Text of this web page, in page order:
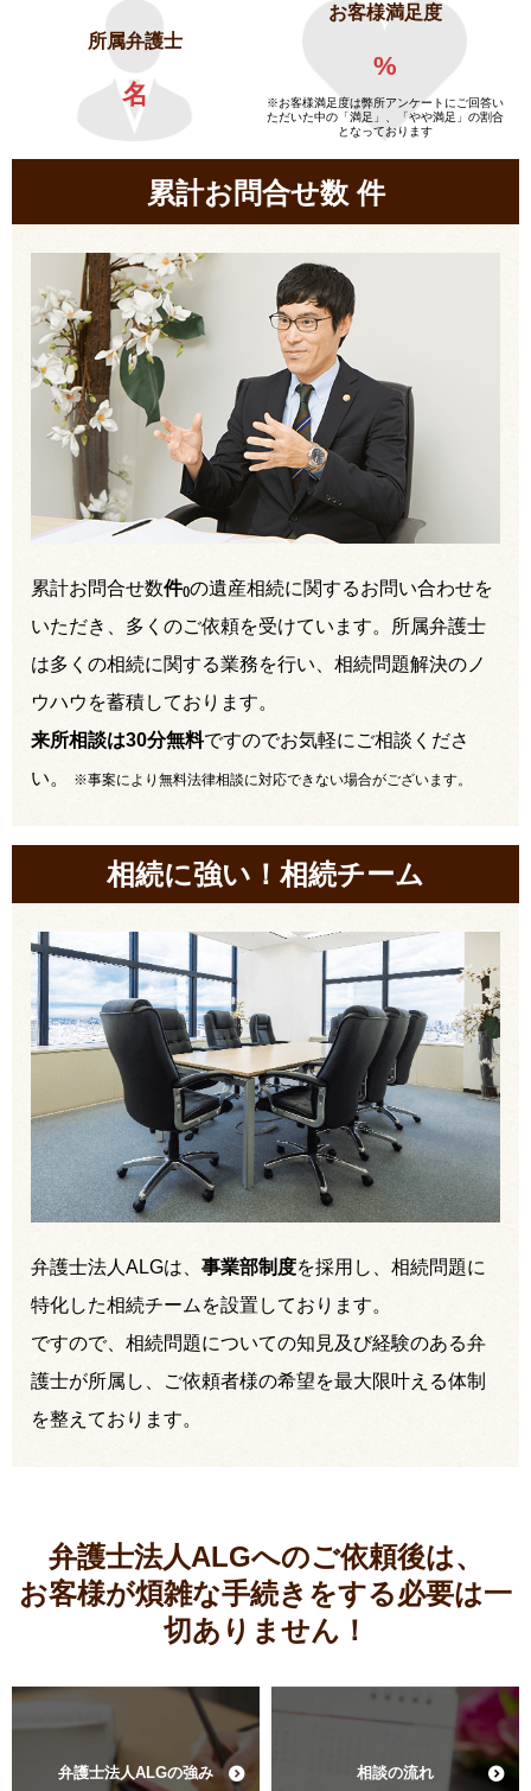
所属弁護士
名
お客様満足度
%
※お客様満足度は弊所アンケートにご回答い
ただいた中の「満足」、「やや満足」の割合
となっております
累計お問合せ数件
累計お問合せ数件()の遺産相続に関するお問い合わせを
いただき、多くのご依頼を受けています。所属弁護士
は多くの相続に関する業務を行い、相続問題解決のノ
ウハウを蓄積しております。
来所相談は30分無料ですのでお気軽にご相談くださ
い。
※事案により無料法律相談に対応できない場合がございます。
相続に強い！相続チーム
弁護士法人ALGは、 事業部制度を採用し、相続問題に
特化した相続チームを設置しております。
ですので、相続問題についての知見及び経験のある弁
護士が所属し、ご依頼者様の希望を最大限叶える体制
を整えております。
弁護士法人ALGへのご依頼後は、
お客様が煩雑な手続きをする必要は一
切ありません！
弁護士法人ALGの強み 相談の流れ